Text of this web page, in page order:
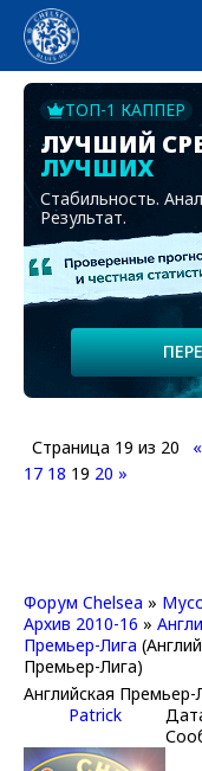
ТОП-1 КАППЕР
ЛУЧШИЙ
ЛУЧШИХ
Стабильность.
Результат.
Страница 19 из 20 «
17 18 19 20 »
Форум Chelsea »
Архив 2010-16 »
Премьер-Лига
Премьер-Лига)
Английская Премьер-
Patrick